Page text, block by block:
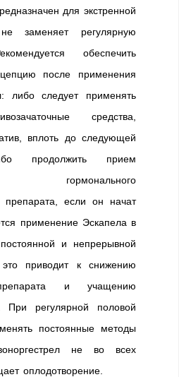
для экстренной
заменяет регулярную
обеспечить
после применения
либо следует применять
средства,
вплоть до следующей
продолжить прием
гормонального
препарата, если он начат
применение Эскапела в
постоянной и непрерывной
это приводит к снижению
и учащению
При регулярной половой
постоянные методы
не во всех
оплодотворение.